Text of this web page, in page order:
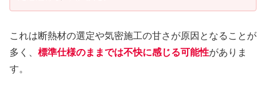
これは断熱材の選定や気密施工の甘さが原因となることが
多く、 標準仕様のままでは不快に感じる可能性がありま
す。